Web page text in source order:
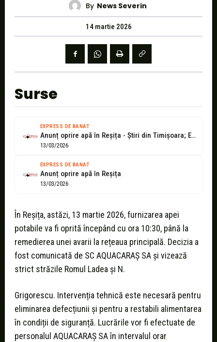
By News Severin
14 martie 2026
Surse
EXPRESS DE BANAT
Anunț oprire apă în Reșița - Știri din Timișoara; Express de Banat;...
13/03/2026
EXPRESS DE BANAT
Anunț oprire apă în Reșița
13/03/2026
În Reșița, astăzi, 13 martie 2026, furnizarea apei
potabile va fi oprită începând cu ora 10:30, până la
remedierea unei avarii la rețeaua principală. Decizia a
fost comunicată de SC AQUACARAȘ SA și vizează
strict străzile Romul Ladea și N.
Grigorescu. Intervenția tehnică este necesară pentru
eliminarea defecțiunii și pentru a restabili alimentarea
în condiții de siguranță. Lucrările vor fi efectuate de
personalul AQUACARAȘ SA în intervalul orar